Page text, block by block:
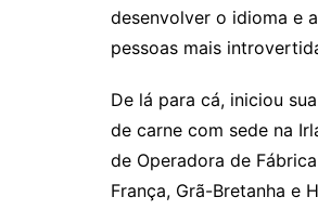
desenvolver o idioma e
pessoas mais
De lá para cá, iniciou
de carne com sede na
de Operadora de
França, Grã-Bretanha e